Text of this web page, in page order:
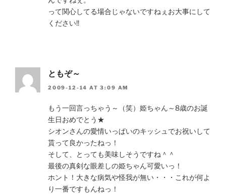
って関心してる場合じゃないですねぇお大事にして
ください!!
ともぞ～
2009-12-14 AT 3:09 AM
もう一回言っちゃう～（笑）姫ちゃん～8歳のお誕
生日おめでとう★
シオンさんの愛情いっぱいのキッシュでお祝いして
貰って良かったねっ！
そして、とっても美味しそうですね＾＾
最後の真剣な眼差しの姫ちゃん可愛いっ！
ホント！大きな病気や怪我が無い・・・これが何よ
り一番ですもんねっ！